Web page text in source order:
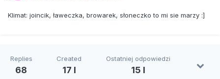
Klimat: joincik, ławeczka, browarek, słoneczko to mi sie marzy :]
Replies
68
Created
17 l
Ostatniej odpowiedzi
15 l